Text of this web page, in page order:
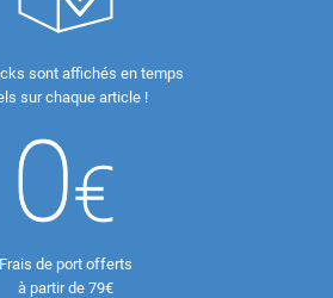
sont affichés en temps
sur chaque article !
Frais de port offerts
à partir de 79€